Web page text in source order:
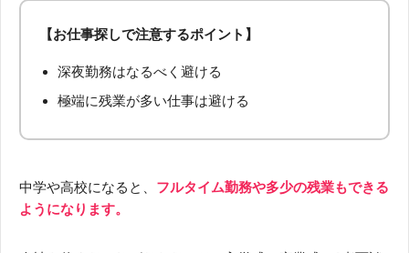
【お仕事探しで注意するポイント】
深夜勤務はなるべく避ける
極端に残業が多い仕事は避ける
中学や高校になると、 フルタイム勤務や多少の残業もできる
ようになります。